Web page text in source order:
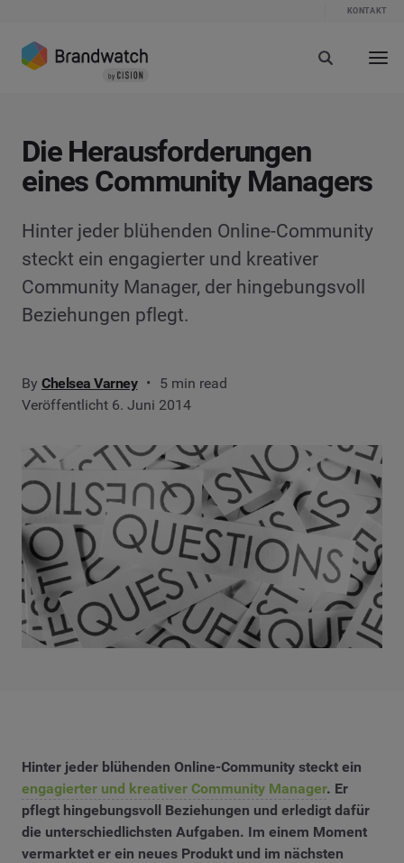
KONTAKT
Die Herausforderungen
eines Community Managers
Hinter jeder blühenden Online-Community
steckt ein engagierter und kreativer
Community Manager, der hingebungsvoll
Beziehungen pflegt.
By Chelsea Varney
5 min read
Veröffentlicht 6. Juni 2014
Hinter jeder blühenden Online-Community steckt ein
engagierter und kreativer Community Manager. Er
pflegt hingebungsvoll Beziehungen und erledigt dafür
die unterschiedlichsten Aufgaben. Im einem Moment
vermarktet er ein neues Produkt und im nächsten